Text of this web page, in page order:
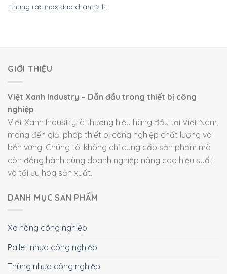
Thùng rác inox đạp chân 12 lít
GIỚI THIỆU
Việt Xanh Industry – Dẫn đầu trong thiết bị công
nghiệp
Việt Xanh Industry là thương hiệu hàng đầu tại Việt Nam,
mang đến giải pháp thiết bị công nghiệp chất lượng và
bền vững. Chúng tôi không chỉ cung cấp sản phẩm mà
còn đồng hành cùng doanh nghiệp nâng cao hiệu suất
và tối ưu hóa sản xuất.
DANH MỤC SẢN PHẨM
Xe nâng công nghiệp
Pallet nhựa công nghiệp
Thùng nhựa công nghiệp